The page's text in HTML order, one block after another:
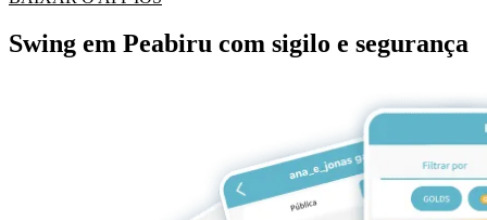
Swing em Peabiru com sigilo e segurança